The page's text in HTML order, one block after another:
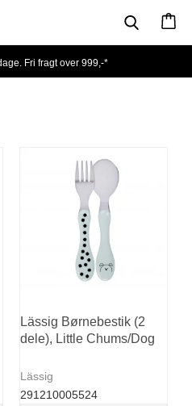
dages returret
Lässig Børnebestik (2
dele), Little Chums/Dog
Lässig
291210005524